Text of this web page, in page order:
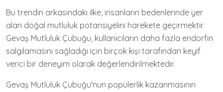
Bu trendin arkasındaki ilke, insanların bedenlerinde yer
alan doğal mutluluk potansiyelini harekete geçirmektir.
Gevaş Mutluluk Çubuğu, kullanıcıların daha fazla endorfin
salgılamasını sağladığı için birçok kişi tarafından keyif
verici bir deneyim olarak değerlendirilmektedir.
Gevaş Mutluluk Çubuğu'nun popülerlik kazanmasının